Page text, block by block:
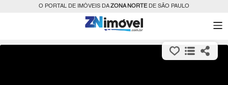
O PORTAL DE IMÓVEIS DAZONA NORTEDE SÃO PAULO